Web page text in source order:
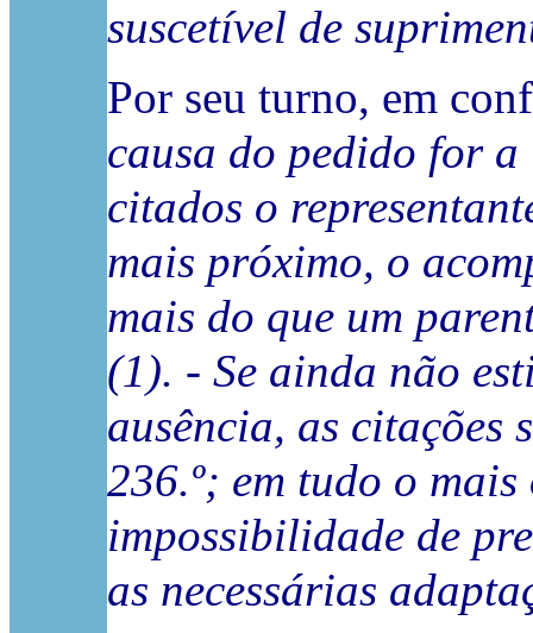
suscetível de
Por seu turno, em
causa do pedido for a
citados o
mais próximo, o
mais do que um
(1). - Se ainda não
ausência, as citações
236.º; em tudo o
impossibilidade de
as necessárias